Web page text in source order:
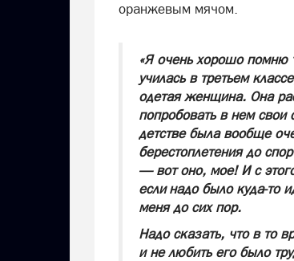
оранжевым мячом.
«Я очень хорошо помню
училась в третьем
одетая женщина. Она
попробовать в нем
детстве была вообще
берестоплетения до
— вот оно, мое! И с
если надо было куда-то
меня до сих пор.
Надо сказать, что в то
и не любить его было